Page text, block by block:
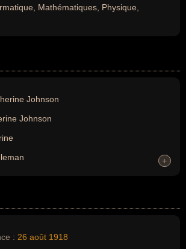
Mathématiques, Physique,
Johnson
Johnson
+
+
: 26 août 1918